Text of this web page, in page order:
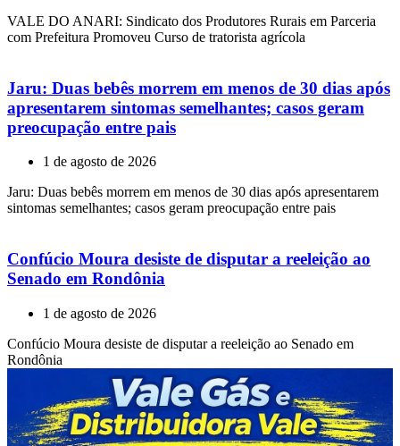
VALE DO ANARI: Sindicato dos Produtores Rurais em Parceria
com Prefeitura Promoveu Curso de tratorista agrícola
Jaru: Duas bebês morrem em menos de 30 dias após
apresentarem sintomas semelhantes; casos geram
preocupação entre pais
1 de agosto de 2026
Jaru: Duas bebês morrem em menos de 30 dias após apresentarem
sintomas semelhantes; casos geram preocupação entre pais
Confúcio Moura desiste de disputar a reeleição ao
Senado em Rondônia
1 de agosto de 2026
Confúcio Moura desiste de disputar a reeleição ao Senado em
Rondônia